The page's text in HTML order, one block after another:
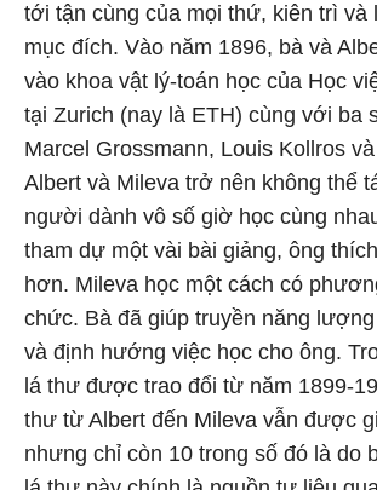
tới tận cùng của mọi thứ, kiên trì và
mục đích. Vào năm 1896, bà và
vào khoa vật lý-toán học của Học
tại Zurich (nay là ETH) cùng với ba
Marcel Grossmann, Louis Kollros
Albert và Mileva trở nên không thể
người dành vô số giờ học cùng
tham dự một vài bài giảng, ông
hơn. Mileva học một cách có
chức. Bà đã giúp truyền năng
và định hướng việc học cho ông.
lá thư được trao đổi từ năm 1899-
thư từ Albert đến Mileva vẫn được
nhưng chỉ còn 10 trong số đó là do